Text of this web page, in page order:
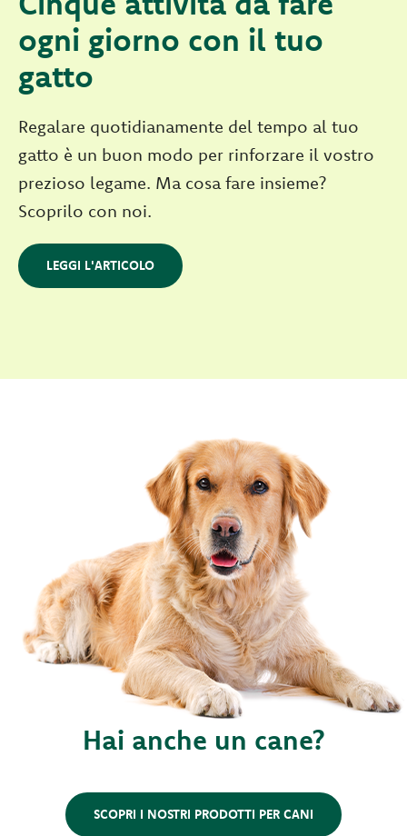
ogni giorno con il tuo
gatto
Regalare quotidianamente del tempo al tuo
gatto è un buon modo per rinforzare il vostro
prezioso legame. Ma cosa fare insieme?
Scoprilo con noi.
LEGGI L'ARTICOLO
Hai anche un cane?
SCOPRI I NOSTRI PRODOTTI PER CANI